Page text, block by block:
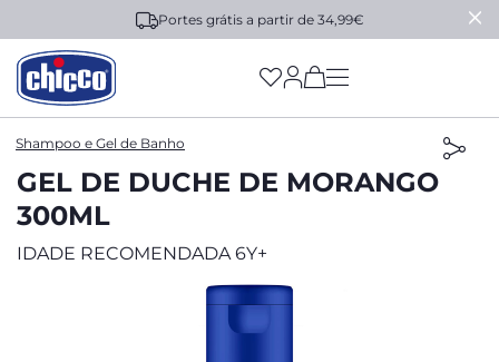
Portes grátis a partir de 34,99€
(has more options
Shampoo e Gel de Banho
GEL DE DUCHE DE MORANGO
300ML
IDADE RECOMENDADA 6Y+